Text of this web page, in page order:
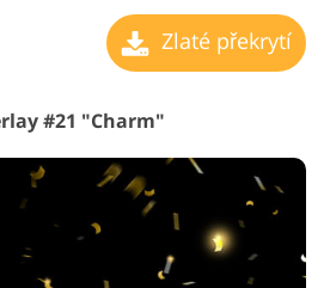
Zlaté překrytí
#21 "Charm"